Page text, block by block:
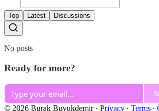
Top Latest Discussions
No posts
Ready for more?
© 2026 Burak Buyukdemir· Privacy ∙ Terms ∙